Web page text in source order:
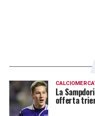
La
offerta